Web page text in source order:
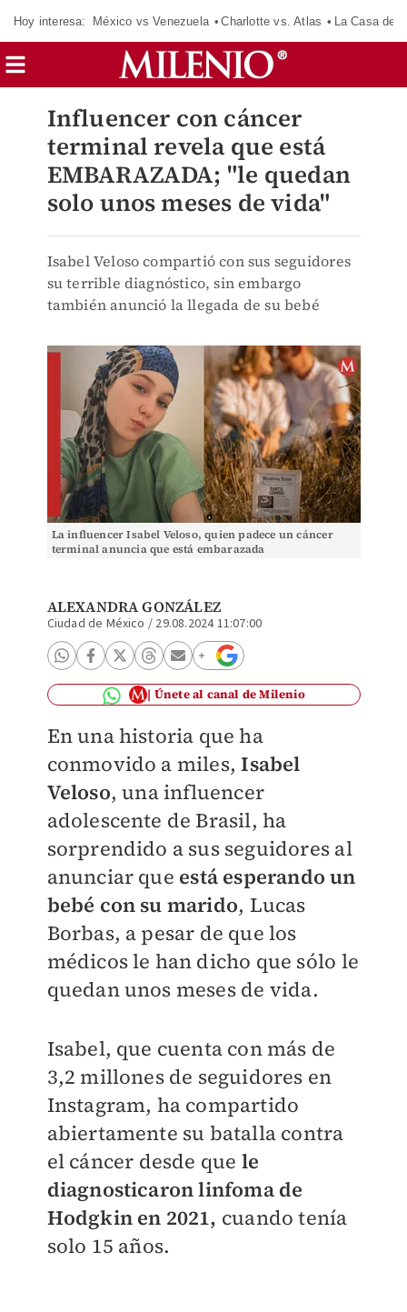
Hoy interesa: México vs Venezuela Charlotte vs. Atlas La Casa de
Influencer con cáncer
terminal revela que está
EMBARAZADA; "le quedan
solo unos meses de vida"
Isabel Veloso compartió con sus seguidores
su terrible diagnóstico, sin embargo
también anunció la llegada de su bebé
La influencer Isabel Veloso, quien padece un cáncer
terminal anuncia que está embarazada
ALEXANDRA GONZÁLEZ
Ciudad de México / 29.08.2024 11:07:00
Únete al canal de Milenio
En una historia que ha
conmovido a miles,Isabel
Veloso, una influencer
adolescente de Brasil, ha
sorprendido a sus seguidores al
anunciar que está esperando un
bebé con su marido, Lucas
Borbas, a pesar de que los
médicos le han dicho que sólo le
quedan unos meses de vida.
Isabel, que cuenta con más de
3,2 millones de seguidores en
Instagram, ha compartido
abiertamente su batalla contra
el cáncer desde que le
diagnosticaron linfoma de
Hodgkin en 2021, cuando tenía
solo 15 años.